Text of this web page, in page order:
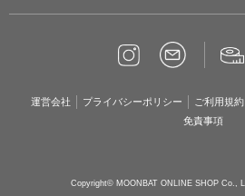
運営会社 プライバシーポリシー ご利用規約
免責事項
Copyright© MOONBAT ONLINE SHOP Co.,